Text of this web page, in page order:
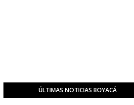
ÚLTIMAS NOTICIAS BOYACÁ